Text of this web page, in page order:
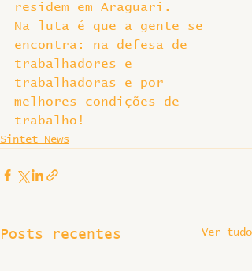
residem em Araguari.
Na luta é que a gente se
encontra: na defesa de
trabalhadores e
trabalhadoras e por
melhores condições de
trabalho!
Sintet News
Posts recentes Ver tudo